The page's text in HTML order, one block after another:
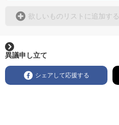
欲しいものリストに追加する
異議申し立て
シェアして応援する